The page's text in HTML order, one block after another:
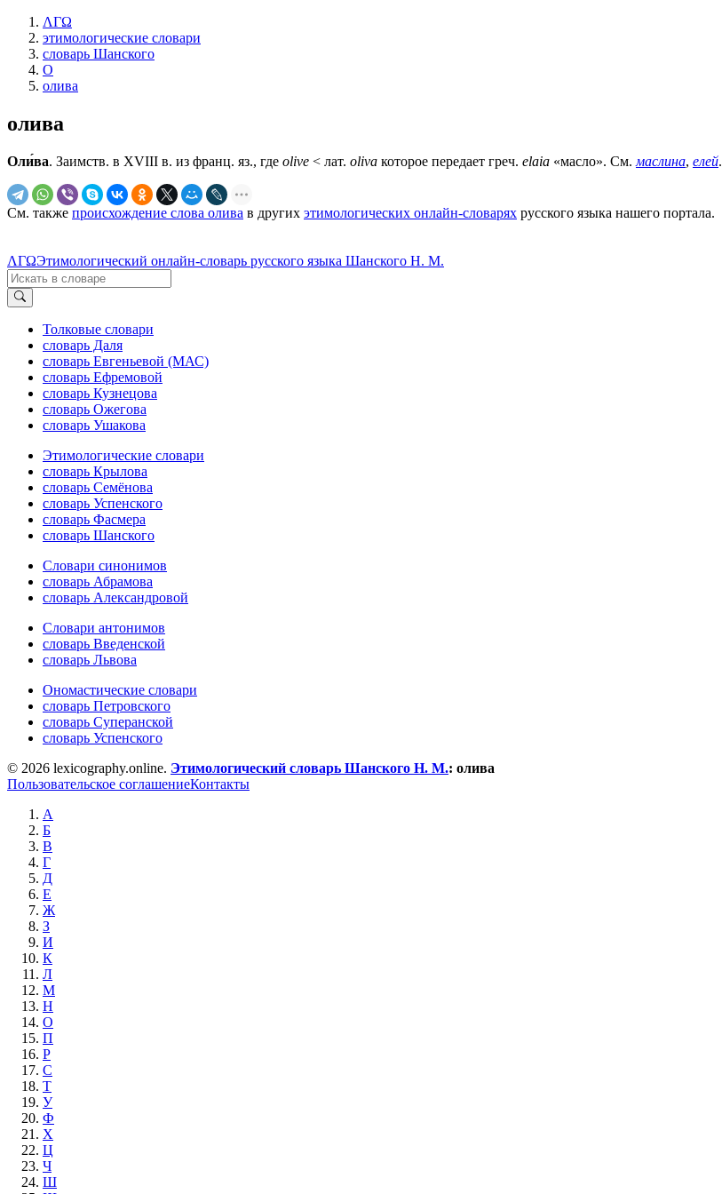
ΛΓΩ
этимологические словари
словарь Шанского
О
олива
олива
Оли́ва. Заимств. в XVIII в. из франц. яз., где olive < лат. oliva которое передает греч. elaia «масло». См. маслина, елей.
См. также происхождение слова олива в других этимологических онлайн-словарях русского языка нашего портала.
ΛΓΩЭтимологический онлайн-словарь русского языка Шанского Н. М.
Толковые словари
словарь Даля
словарь Евгеньевой (МАС)
словарь Ефремовой
словарь Кузнецова
словарь Ожегова
словарь Ушакова
Этимологические словари
словарь Крылова
словарь Семёнова
словарь Успенского
словарь Фасмера
словарь Шанского
Словари синонимов
словарь Абрамова
словарь Александровой
Словари антонимов
словарь Введенской
словарь Львова
Ономастические словари
словарь Петровского
словарь Суперанской
словарь Успенского
© 2026 lexicography.online. Этимологический словарь Шанского Н. М.: олива
Пользовательское соглашениеКонтакты
А
Б
В
Г
Д
Е
Ж
З
И
К
Л
М
Н
О
П
Р
С
Т
У
Ф
Х
Ц
Ч
Ш